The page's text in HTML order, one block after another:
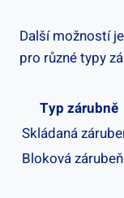
Další možností
pro různé typy
Typ zárubně
Skládaná
Bloková zárubeň